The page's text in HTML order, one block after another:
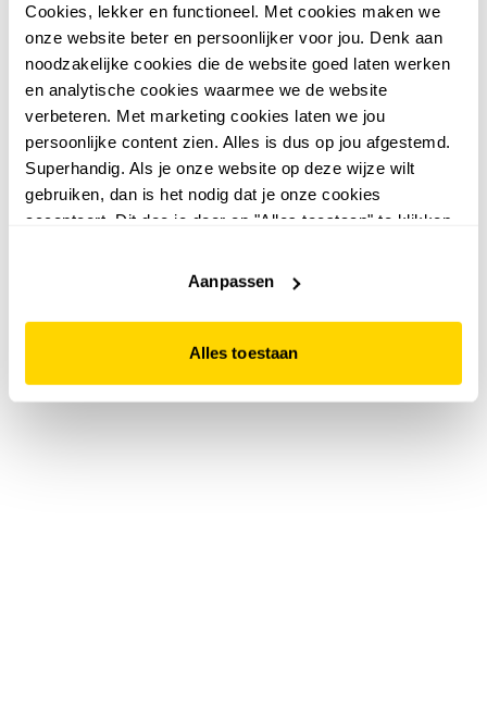
Cookies, lekker en functioneel. Met cookies maken we
onze website beter en persoonlijker voor jou. Denk aan
noodzakelijke cookies die de website goed laten werken
en analytische cookies waarmee we de website
verbeteren. Met marketing cookies laten we jou
persoonlijke content zien. Alles is dus op jou afgestemd.
Superhandig. Als je onze website op deze wijze wilt
gebruiken, dan is het nodig dat je onze cookies
accepteert. Dit doe je door op "Alles toestaan" te klikken.
website niet optimaal functioneert.
Aanpassen
Alles toestaan